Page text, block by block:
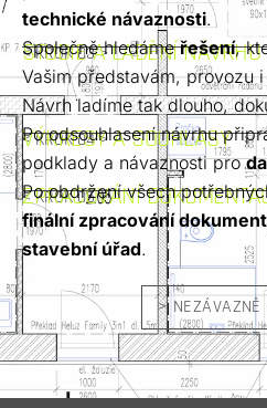
technické návaznosti.
< KROK 03 >
STUDIE A LADĚNÍ NÁVRHU
Společně hledáme řešení,
Vašim představám, provozu
Návrh ladíme tak dlouho,
< KROK 04 >
VÝKRESY A SOUHLASY
Po odsouhlasení návrhu
podklady a návaznosti pro
< KROK 05 >
ZPRACOVÁNÍ
finální zpracování
stavební úřad.
> NEZÁVAZNĚ